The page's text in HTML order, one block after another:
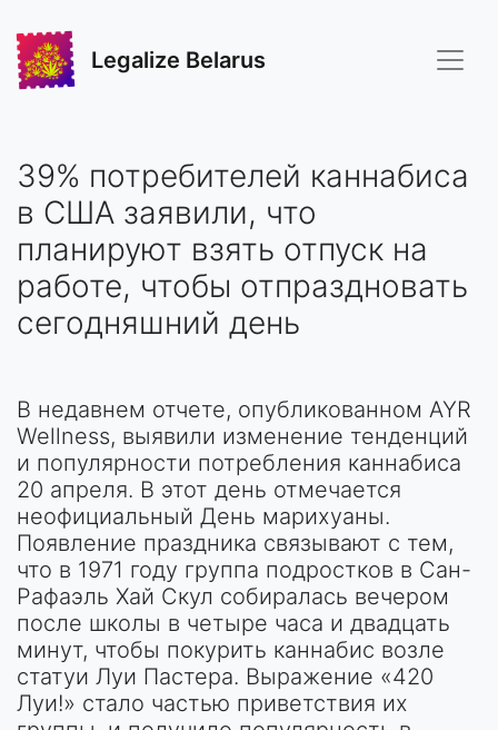
Legalize Belarus
39% потребителей каннабиса
в США заявили, что
планируют взять отпуск на
работе, чтобы отпраздновать
сегодняшний день
В недавнем отчете, опубликованном AYR
Wellness, выявили изменение тенденций
и популярности потребления каннабиса
20 апреля. В этот день отмечается
неофициальный День марихуаны.
Появление праздника связывают с тем,
что в 1971 году группа подростков в Сан-
Рафаэль Хай Скул собиралась вечером
после школы в четыре часа и двадцать
минут, чтобы покурить каннабис возле
статуи Луи Пастера. Выражение «420
Луи!» стало частью приветствия их